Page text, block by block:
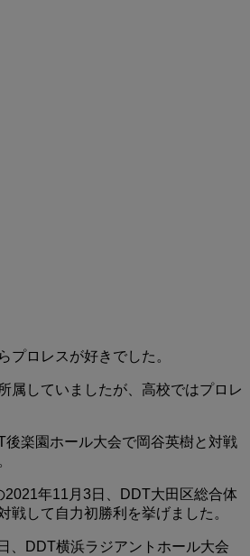
プロレスが好きでした。
属していましたが、高校ではプロレ
楽園ホール大会で岡谷英樹と対戦
2021年11月3日、DDT大田区総合体
戦して自力初勝利を挙げました。
、DDT横浜ラジアントホール大会